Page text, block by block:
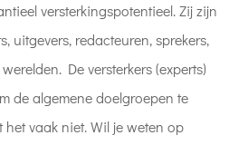
versterkingspotentieel. Zij zijn
uitgevers, redacteuren, sprekers,
De versterkers (experts)
de algemene doelgroepen te
het vaak niet. Wil je weten op